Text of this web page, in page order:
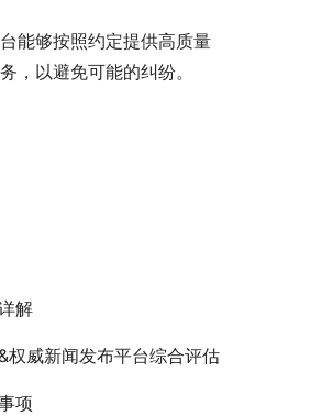
能够按照约定提供高质量
，以避免可能的纠纷。
解
权威新闻发布平台综合评估
项